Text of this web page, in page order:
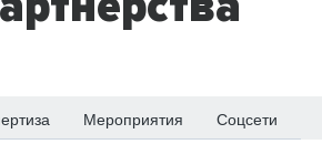
Мероприятия Соцсети